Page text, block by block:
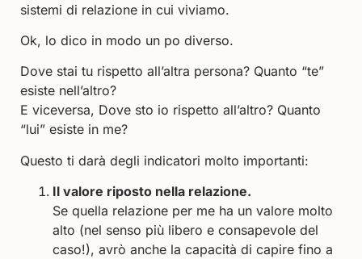
sistemi di relazione in cui viviamo.
Ok, lo dico in modo un po diverso.
Dove stai tu rispetto all’altra persona? Quanto “te”
esiste nell’altro?
E viceversa, Dove sto io rispetto all’altro? Quanto
“lui” esiste in me?
Questo ti darà degli indicatori molto importanti:
Il valore riposto nella relazione.
Se quella relazione per me ha un valore molto
alto (nel senso più libero e consapevole del
caso!), avrò anche la capacità di capire fino a